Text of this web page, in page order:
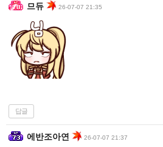
므듀 26-07-07 21:35
답글
에반조아연 26-07-07 21:37